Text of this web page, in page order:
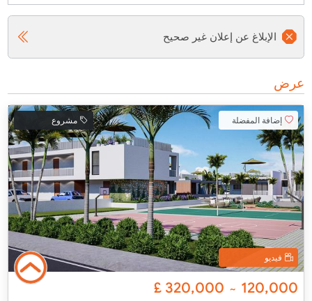
الإبلاغ عن إعلان غير صحيح
عرض
إضافة المفضلة مشروع
فيديو
120,000
~
320,000
£